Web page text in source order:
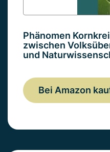
Phänomen
zwischen
und
Bei Amazon